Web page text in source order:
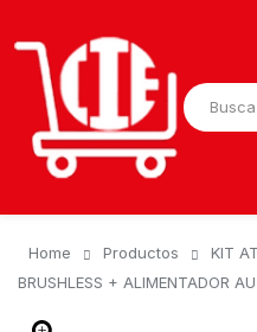
Home Productos
KIT
BRUSHLESS + ALIMENTADOR